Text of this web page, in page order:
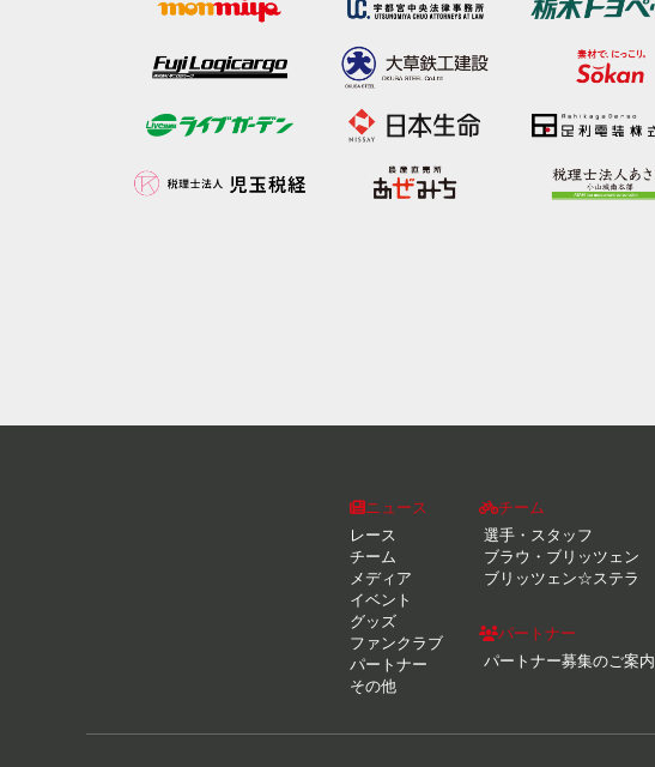
ニュース
レース
チーム
メディア
イベント
グッズ
ファンクラブ
パートナー
その他
チーム
選手・スタッフ
ブラウ・ブリッツェン
ブリッツェン☆ステラ
パートナー
パートナー募集のご案内